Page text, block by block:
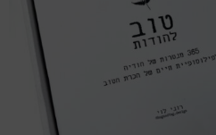
צפייה מהירה